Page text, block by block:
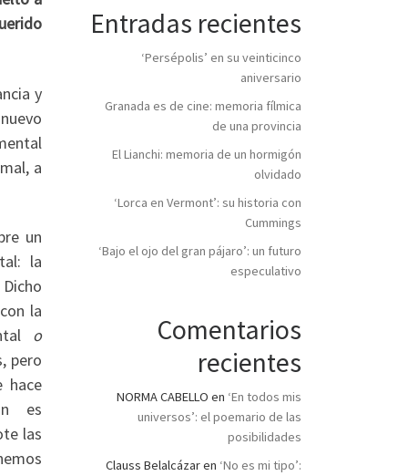
y
a
un
la
la
o
pero
hace
es
las
Entradas recientes
‘Persépolis’ en su veinticinco
aniversario
Granada es de cine: memoria fílmica
de una provincia
El Lianchi: memoria de un hormigón
olvidado
‘Lorca en Vermont’: su historia con
Cummings
‘Bajo el ojo del gran pájaro’: un futuro
especulativo
Comentarios
recientes
NORMA CABELLO en ‘En todos mis
universos’: el poemario de las
posibilidades
Clauss Belalcázaren ‘No es mi tipo’: